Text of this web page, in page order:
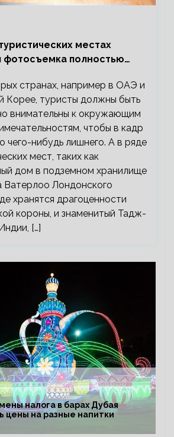
местах
фотосъемка полностью
странах, например в ОАЭ и
Корее, туристы должны быть
внимательны к окружающим
чтобы в кадр
чего-нибудь лишнего. А в ряде
мест, таких как
дом в подземном хранилище
Ватерлоо Лондонского
хранятся драгоценности
короны, и знаменитый Тадж-
[…]
налога в барах Дубая
цены на разные напитки